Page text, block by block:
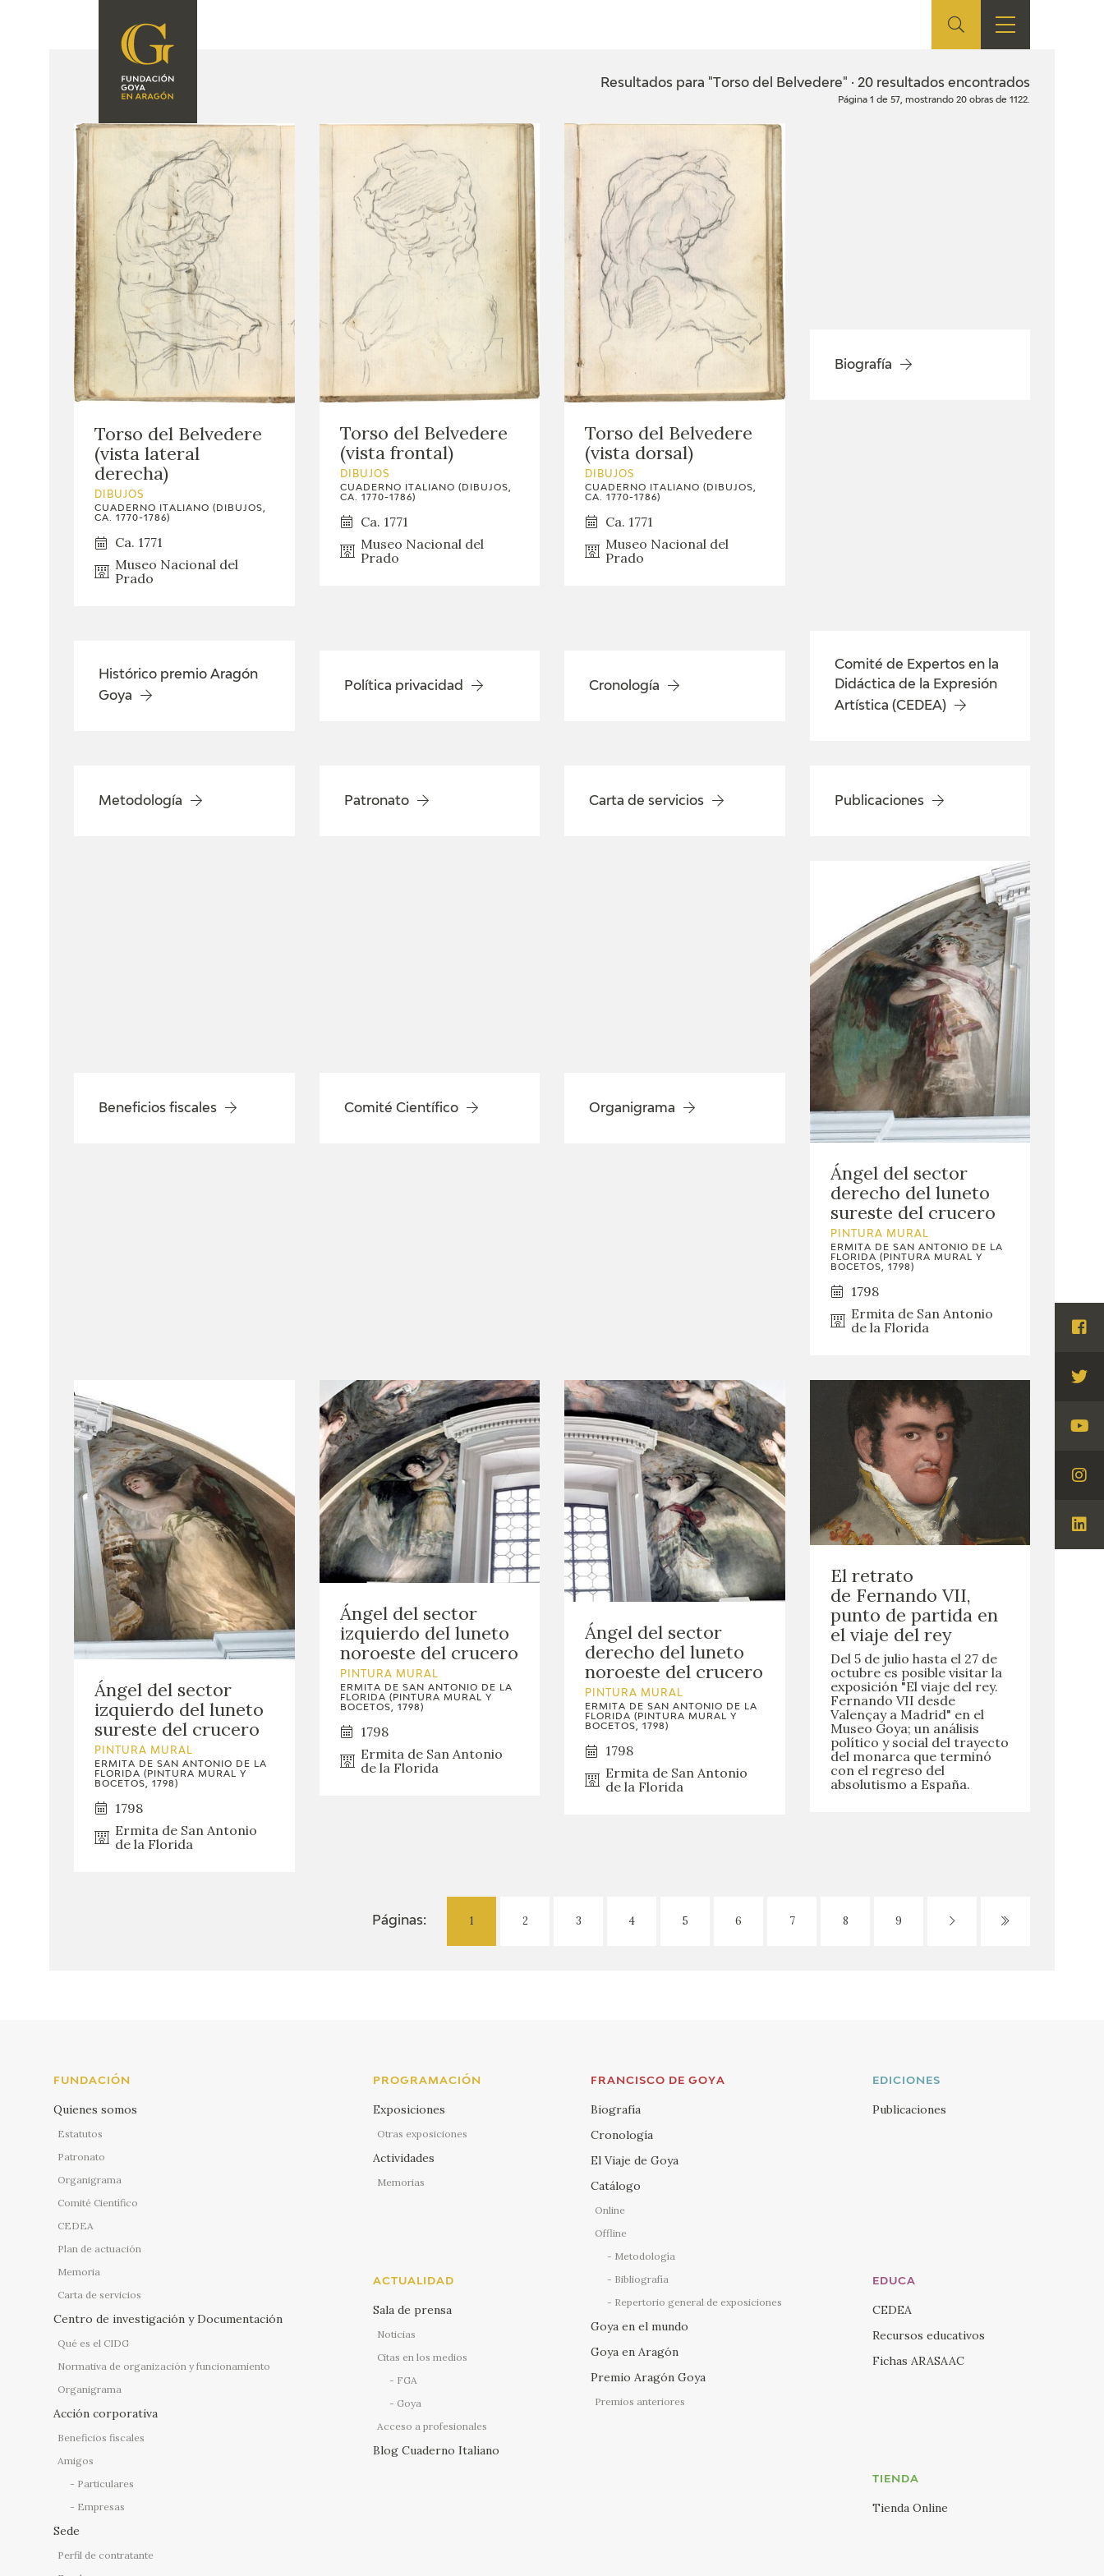
FUNDACIÓN
INVESTIGACIÓN Y
DOCUMENTACIÓN
CORPORATIVA
CONTACTO
PRENSA
BLOG CUADERNO
ITALIANO
FRANCISCO DE GOYA
EL VIAJE DE GOYA
CATÁLOGO
GOYA EN EL MUNDO
GOYA EN ARAGÓN
PREMIO ARAGÓN
EDICIONES TIENDA EDUCA
Resultados para "Torso del Belvedere" · 20 resultados encontrados
Página 1 de 57, mostrando 20 obras de 1122.
Torso del Belvedere
(vista lateral
derecha)
DIBUJOS
CUADERNO ITALIANO (DIBUJOS,
CA. 1770-1786)
Ca. 1771
Museo Nacional del
Prado
Torso del Belvedere
(vista frontal)
DIBUJOS
CUADERNO ITALIANO (DIBUJOS,
CA. 1770-1786)
Ca. 1771
Museo Nacional del
Prado
Torso del Belvedere
(vista dorsal)
DIBUJOS
CUADERNO ITALIANO (DIBUJOS,
CA. 1770-1786)
Ca. 1771
Museo Nacional del
Prado
Biografía
Histórico premio Aragón
Goya
Política privacidad Cronología
Comité de Expertos en la
Didáctica de la Expresión
Artística (CEDEA)
Metodología Patronato Carta de servicios Publicaciones
Beneficios fiscales Comité Científico Organigrama
Ángel del sector
derecho del luneto
sureste del crucero
PINTURA MURAL
ERMITA DE SAN ANTONIO DE LA
FLORIDA (PINTURA MURAL Y
BOCETOS, 1798)
1798
Ermita de San Antonio
de la Florida
Ángel del sector
izquierdo del luneto
sureste del crucero
PINTURA MURAL
ERMITA DE SAN ANTONIO DE LA
FLORIDA (PINTURA MURAL Y
BOCETOS, 1798)
1798
Ermita de San Antonio
de la Florida
Ángel del sector
izquierdo del luneto
noroeste del crucero
PINTURA MURAL
ERMITA DE SAN ANTONIO DE LA
FLORIDA (PINTURA MURAL Y
BOCETOS, 1798)
1798
Ermita de San Antonio
de la Florida
Ángel del sector
derecho del luneto
noroeste del crucero
PINTURA MURAL
ERMITA DE SAN ANTONIO DE LA
FLORIDA (PINTURA MURAL Y
BOCETOS, 1798)
1798
Ermita de San Antonio
de la Florida
El retrato
de Fernando VII,
punto de partida en
el viaje del rey
Del 5 de julio hasta el 27 de
octubre es posible visitar la
exposición "El viaje del rey.
Fernando VII desde
Valençay a Madrid" en el
Museo Goya; un análisis
político y social del trayecto
del monarca que terminó
con el regreso del
absolutismo a España.
Páginas: 1 2 3 4 5 6 7 8 9
FUNDACIÓN
Quienes somos
Estatutos
Patronato
Organigrama
Comité Científico
CEDEA
Plan de actuación
Memoria
Carta de servicios
Centro de investigación y Documentación
Qué es el CIDG
Normativa de organización y funcionamiento
Organigrama
Acción corporativa
Beneficios fiscales
Amigos
Particulares
Empresas
Sede
Perfil de contratante
PROGRAMACIÓN
Exposiciones
Otras exposiciones
Actividades
Memorias
ACTUALIDAD
Sala de prensa
Noticias
Citas en los medios
FGA
Goya
Acceso a profesionales
Blog Cuaderno Italiano
FRANCISCO DE GOYA
Biografía
Cronología
El Viaje de Goya
Catálogo
Online
Offline
Metodología
Bibliografía
Repertorio general de exposiciones
Goya en el mundo
Goya en Aragón
Premio Aragón Goya
Premios anteriores
EDICIONES
Publicaciones
TIENDA
Tienda Online
EDUCA
CEDEA
Recursos educativos
Fichas ARASAAC